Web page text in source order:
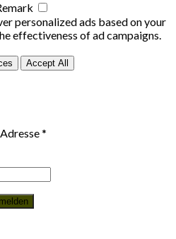
personalized ads based on your
effectiveness of ad campaigns.
Accept All
*